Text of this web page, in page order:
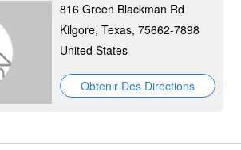
816 Green Blackman Rd
Kilgore, Texas, 75662-7898
United States
Obtenir Des Directions